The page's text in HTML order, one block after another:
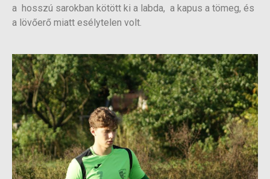
a hosszú sarokban kötött ki a labda, a kapus a tömeg, és
a lövőerő miatt esélytelen volt.